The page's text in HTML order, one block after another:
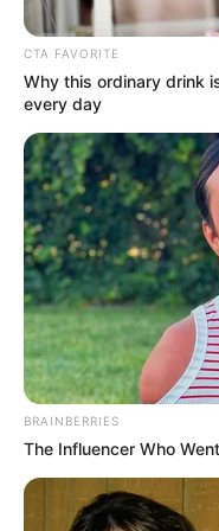
CTA FAVORITE
Why this ordinary drink
every day
BRAINBERRIES
The Influencer Who